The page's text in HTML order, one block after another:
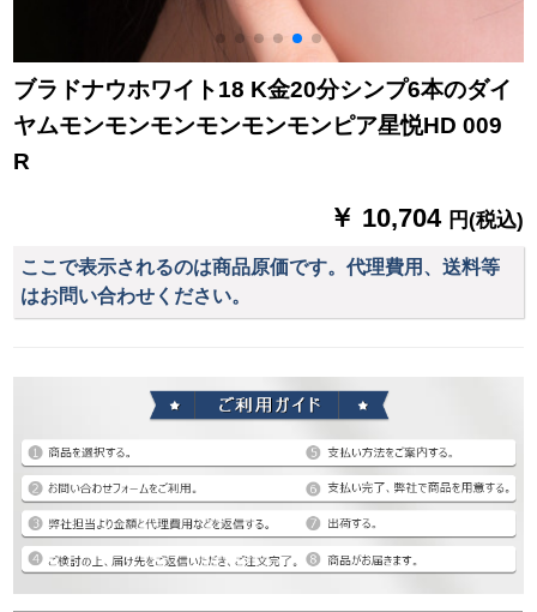
ブラドナウホワイト18 K金20分シンプ6本のダイ
ヤムモンモンモンモンモンモンピア星悦HD 009
R
￥ 10,704 円(税込)
ここで表示されるのは商品原価です。代理費用、送料等
はお問い合わせください。